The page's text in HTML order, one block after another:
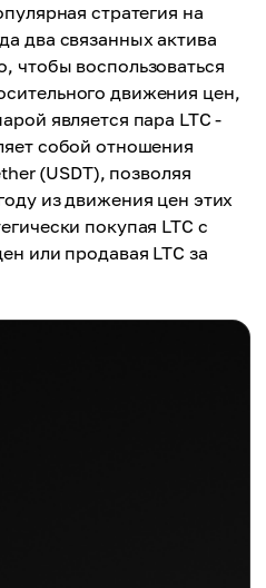
стратегия на
два связанных актива
чтобы воспользоваться
движения цен,
является пара LTC -
собой отношения
(USDT), позволяя
из движения цен этих
покупая LTC с
или продавая LTC за